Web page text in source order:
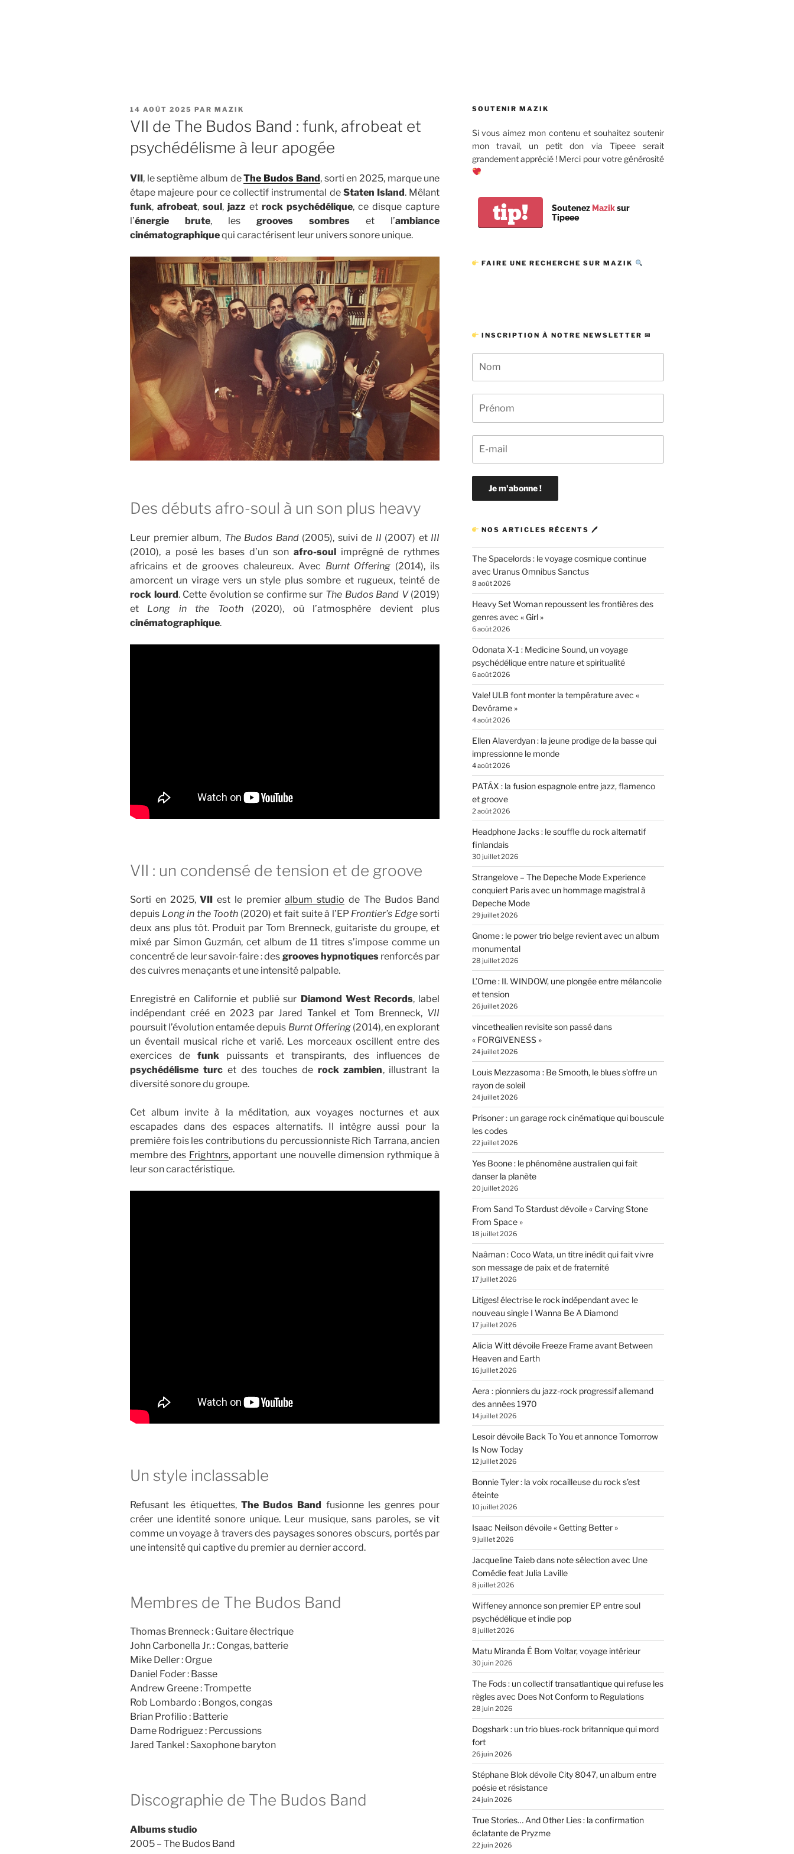
PUBLIÉ
LE
14 AOÛT 2025 PAR MAZIK
VII de The Budos Band : funk, afrobeat et
psychédélisme à leur apogée
VII, le septième album deThe Budos Band, sorti en 2025, marque une
étape majeure pour ce collectif instrumental de Staten Island. Mêlant
funk,afrobeat,soul,jazz etrock psychédélique, ce disque capture
l’énergie brute, lesgrooves sombres et l’ambiance
cinématographiquequi caractérisent leur univers sonore unique.
Des débuts afro-soul à un son plus heavy
Leur premier album, The Budos Band(2005), suivi de II (2007) et III
(2010), a posé les bases d’un son afro-soulimprégné de rythmes
africains et de grooves chaleureux. Avec Burnt Offering (2014), ils
amorcent un virage vers un style plus sombre et rugueux, teinté de
rock lourd. Cette évolution se confirme sur The Budos Band V(2019)
et Long in the Tooth(2020), où l’atmosphère devient plus
cinématographique.
VII : un condensé de tension et de groove
Sorti en 2025,VII est le premieralbum studio de The Budos Band
depuis Long in the Tooth (2020) et fait suite à l’EP Frontier’s Edgesorti
deux ans plus tôt. Produit par Tom Brenneck, guitariste du groupe, et
mixé par Simon Guzmán, cet album de 11 titres s’impose comme un
concentré de leur savoir-faire : des grooves hypnotiquesrenforcés par
des cuivres menaçants et une intensité palpable.
Enregistré en Californie et publié sur Diamond West Records, label
indépendant créé en 2023 par Jared Tankel et Tom Brenneck, VII
poursuit l’évolution entamée depuis Burnt Offering(2014), en explorant
un éventail musical riche et varié. Les morceaux oscillent entre des
exercices defunk puissants et transpirants, des influences de
psychédélisme turcet des touches de rock zambien, illustrant la
diversité sonore du groupe.
Cet album invite à la méditation, aux voyages nocturnes et aux
escapades dans des espaces alternatifs. Il intègre aussi pour la
première fois les contributions du percussionniste Rich Tarrana, ancien
membre des Frightnrs, apportant une nouvelle dimension rythmique à
leur son caractéristique.
Un style inclassable
Refusant les étiquettes, The Budos Band fusionne les genres pour
créer une identité sonore unique. Leur musique, sans paroles, se vit
comme un voyage à travers des paysages sonores obscurs, portés par
une intensité qui captive du premier au dernier accord.
Membres de The Budos Band
Thomas Brenneck : Guitare électrique
John Carbonella Jr. : Congas, batterie
Mike Deller : Orgue
Daniel Foder : Basse
Andrew Greene : Trompette
Rob Lombardo : Bongos, congas
Brian Profilio : Batterie
Dame Rodriguez : Percussions
Jared Tankel : Saxophone baryton
Discographie de The Budos Band
Albums studio
2005 – The Budos Band
SOUTENIR MAZIK
Si vous aimez mon contenu et souhaitez soutenir
mon travail, un petit don via Tipeee serait
grandement apprécié ! Merci pour votre générosité
tip! Soutenez Maziksur
Tipeee
FAIRE UNE RECHERCHE SUR MAZIK
INSCRIPTION À NOTRE NEWSLETTER ✉
NOS ARTICLES RÉCENTS 🖊
The Spacelords : le voyage cosmique continue
avec Uranus Omnibus Sanctus
8 août 2026
Heavy Set Woman repoussent les frontières des
genres avec « Girl »
6 août 2026
Odonata X-1 : Medicine Sound, un voyage
psychédélique entre nature et spiritualité
6 août 2026
Vale! ULB font monter la température avec «
Devórame »
4 août 2026
Ellen Alaverdyan : la jeune prodige de la basse qui
impressionne le monde
4 août 2026
PATÁX : la fusion espagnole entre jazz, flamenco
et groove
2 août 2026
Headphone Jacks : le souffle du rock alternatif
finlandais
30 juillet 2026
Strangelove – The Depeche Mode Experience
conquiert Paris avec un hommage magistral à
Depeche Mode
29 juillet 2026
Gnome : le power trio belge revient avec un album
monumental
28 juillet 2026
L’Orne : II. WINDOW, une plongée entre mélancolie
et tension
26 juillet 2026
vincethealien revisite son passé dans
« FORGIVENESS »
24 juillet 2026
Louis Mezzasoma : Be Smooth, le blues s’offre un
rayon de soleil
24 juillet 2026
Prisoner : un garage rock cinématique qui bouscule
les codes
22 juillet 2026
Yes Boone : le phénomène australien qui fait
danser la planète
20 juillet 2026
From Sand To Stardust dévoile « Carving Stone
From Space »
18 juillet 2026
Naâman : Coco Wata, un titre inédit qui fait vivre
son message de paix et de fraternité
17 juillet 2026
Litiges! électrise le rock indépendant avec le
nouveau single I Wanna Be A Diamond
17 juillet 2026
Alicia Witt dévoile Freeze Frame avant Between
Heaven and Earth
16 juillet 2026
Aera : pionniers du jazz-rock progressif allemand
des années 1970
14 juillet 2026
Lesoir dévoile Back To You et annonce Tomorrow
Is Now Today
12 juillet 2026
Bonnie Tyler : la voix rocailleuse du rock s’est
éteinte
10 juillet 2026
Isaac Neilson dévoile « Getting Better »
9 juillet 2026
Jacqueline Taieb dans note sélection avec Une
Comédie feat Julia Laville
8 juillet 2026
Wiffeney annonce son premier EP entre soul
psychédélique et indie pop
8 juillet 2026
Matu Miranda É Bom Voltar, voyage intérieur
30 juin 2026
The Fods : un collectif transatlantique qui refuse les
règles avec Does Not Conform to Regulations
28 juin 2026
Dogshark : un trio blues-rock britannique qui mord
fort
26 juin 2026
Stéphane Blok dévoile City 8047, un album entre
poésie et résistance
24 juin 2026
True Stories… And Other Lies : la confirmation
éclatante de Pryzme
22 juin 2026